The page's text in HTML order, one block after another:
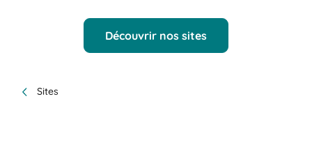
Découvrir nos sites
Sites